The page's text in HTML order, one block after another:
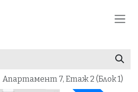
Апартамент 7, Етаж 2 (Блок 1)